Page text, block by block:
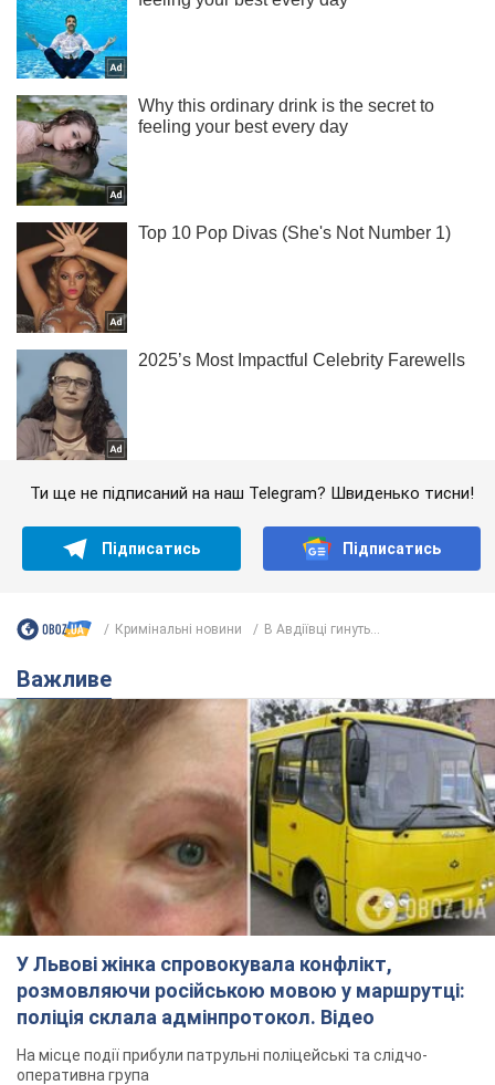
Ти ще не підписаний на наш Telegram? Швиденько тисни!
Підписатись Підписатись
Кримінальні новини В Авдіївці гинуть...
Важливе
У Львові жінка спровокувала конфлікт,
розмовляючи російською мовою у маршрутці:
поліція склала адмінпротокол. Відео
На місце події прибули патрульні поліцейські та слідчо-
оперативна група